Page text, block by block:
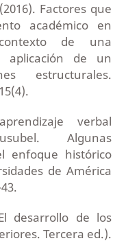
Factores que
académico en
de una
aplicación de un
estructurales.
verbal
Algunas
enfoque histórico
de América
desarrollo de los
Tercera ed.).